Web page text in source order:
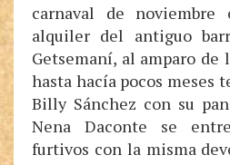
carnaval de
alquiler del antiguo
Getsemaní, al amparo de
hasta hacía pocos meses
Billy Sánchez con su
Nena Daconte se
furtivos con la misma